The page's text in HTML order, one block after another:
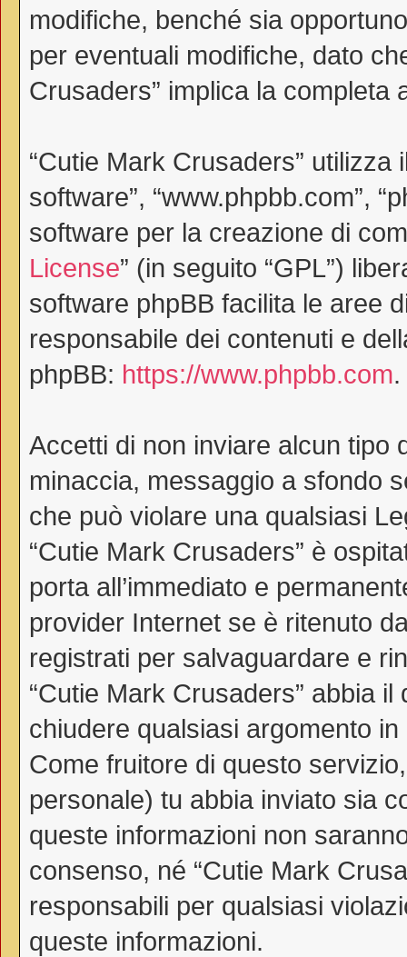
modifiche, benché sia
per eventuali modifiche, dato
Crusaders” implica la completa
“Cutie Mark Crusaders” utilizza
software”, “www.phpbb.com”,
software per la creazione di
License” (in seguito “GPL”)
software phpBB facilita le aree
responsabile dei contenuti e
phpBB: https://www.phpbb.com.
Accetti di non inviare alcun tipo
minaccia, messaggio a sfondo
che può violare una qualsiasi
“Cutie Mark Crusaders” è
porta all’immediato e
provider Internet se è ritenuto
registrati per salvaguardare e
“Cutie Mark Crusaders” abbia
chiudere qualsiasi argomento
Come fruitore di questo
personale) tu abbia inviato sia
queste informazioni non
consenso, né “Cutie Mark
responsabili per qualsiasi
queste informazioni.